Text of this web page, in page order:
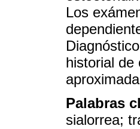
Los
historial de
Palabras
sialorrea;